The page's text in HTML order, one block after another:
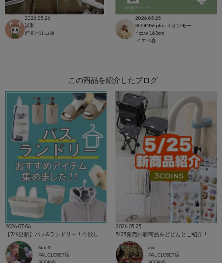
2026.05.26
浦和パルコ店
2026.05.25
rico.w 163cm
イエベ春
この商品を紹介したブログ
2026.07.06
Suu☺︎
PAL CLOSET店
2026.05.25
5/25発売の新商品をどどんとご紹介！
aya
PAL CLOSET店